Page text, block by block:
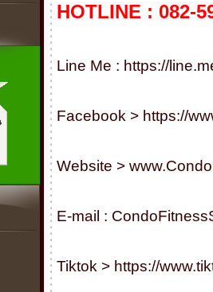
HOTLINE : 082-
Line Me : https://
Facebook > https://
Website >
E-mail :
Tiktok > https://